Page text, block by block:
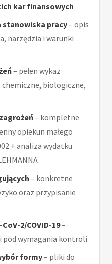
kar finansowych
stanowiska pracy– opis
narzędzia i warunki
– pełen wykaz
biologiczne,
– kompletne
opiekun małego
+ analiza wydatku
– konkretne
oraz przypisanie
2/COVID-19–
wymagania kontroli
formy– pliki do